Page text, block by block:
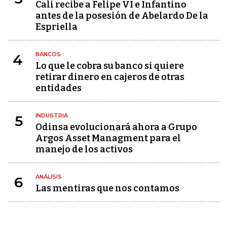
Cali recibe a Felipe VI e Infantino
antes de la posesión de Abelardo De la
Espriella
4 BANCOS
Lo que le cobra su banco si quiere
retirar dinero en cajeros de otras
entidades
5 INDUSTRIA
Odinsa evolucionará ahora a Grupo
Argos Asset Managment para el
manejo de los activos
6 ANÁLISIS
Las mentiras que nos contamos